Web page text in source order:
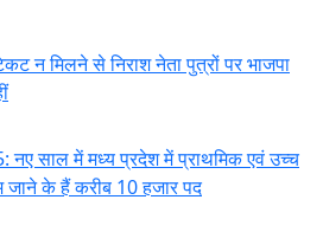
न मिलने से निराश नेता पुत्रों पर भाजपा
नए साल में मध्य प्रदेश में प्राथमिक एवं उच्च
जाने के हैं करीब 10 हजार पद